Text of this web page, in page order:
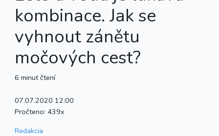
kombinace. Jak se
vyhnout zánětu
močových cest?
6 minut čtení
07.07.2020 12:00
Pročteno: 439x
Redakcia